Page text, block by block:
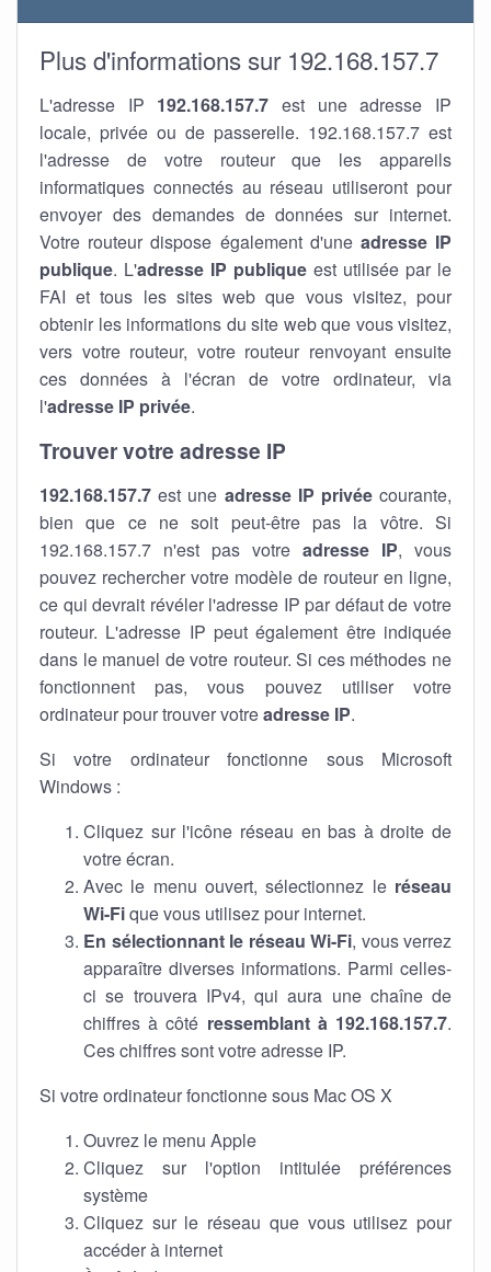
Plus d'informations sur 192.168.157.7
L'adresse IP 192.168.157.7 est une adresse IP
locale, privée ou de passerelle. 192.168.157.7 est
l'adresse de votre routeur que les appareils
informatiques connectés au réseau utiliseront pour
envoyer des demandes de données sur internet.
Votre routeur dispose également d'une adresse IP
publique. L'adresse IP publique est utilisée par le
FAI et tous les sites web que vous visitez, pour
obtenir les informations du site web que vous visitez,
vers votre routeur, votre routeur renvoyant ensuite
ces données à l'écran de votre ordinateur, via
l'adresse IP privée.
Trouver votre adresse IP
192.168.157.7 est une adresse IP privéecourante,
bien que ce ne soit peut-être pas la vôtre. Si
192.168.157.7 n'est pas votre adresse IP, vous
pouvez rechercher votre modèle de routeur en ligne,
ce qui devrait révéler l'adresse IP par défaut de votre
routeur. L'adresse IP peut également être indiquée
dans le manuel de votre routeur. Si ces méthodes ne
fonctionnent pas, vous pouvez utiliser votre
ordinateur pour trouver votreadresse IP.
Si votre ordinateur fonctionne sous Microsoft
Windows :
Cliquez sur l'icône réseau en bas à droite de
votre écran.
Avec le menu ouvert, sélectionnez le réseau
Wi-Fique vous utilisez pour internet.
En sélectionnant le réseau Wi-Fi, vous verrez
apparaître diverses informations. Parmi celles-
ci se trouvera IPv4, qui aura une chaîne de
chiffres à côté ressemblant à 192.168.157.7.
Ces chiffres sont votre adresse IP.
Si votre ordinateur fonctionne sous Mac OS X
Ouvrez le menu Apple
Cliquez sur l'option intitulée préférences
système
Cliquez sur le réseau que vous utilisez pour
accéder à internet